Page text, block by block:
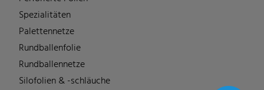
Spezialitäten
Palettennetze
Rundballenfolie
Rundballennetze
Silofolien & -schläuche